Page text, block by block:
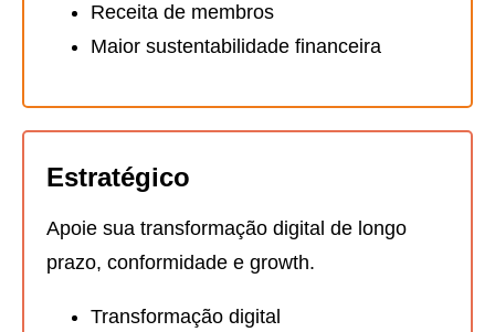
Receita de membros
Maior sustentabilidade financeira
Estratégico
Apoie sua transformação digital de longo
prazo, conformidade e growth.
Transformação digital